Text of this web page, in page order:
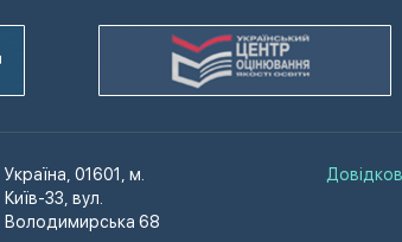
Україна, 01601, м.
Київ-33, вул.
Володимирська 68